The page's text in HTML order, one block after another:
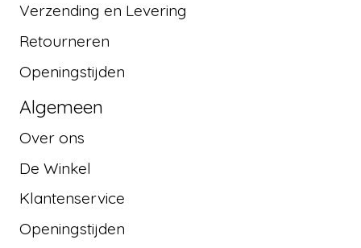
Verzending en Levering
Retourneren
Openingstijden
Algemeen
Over ons
De Winkel
Klantenservice
Openingstijden